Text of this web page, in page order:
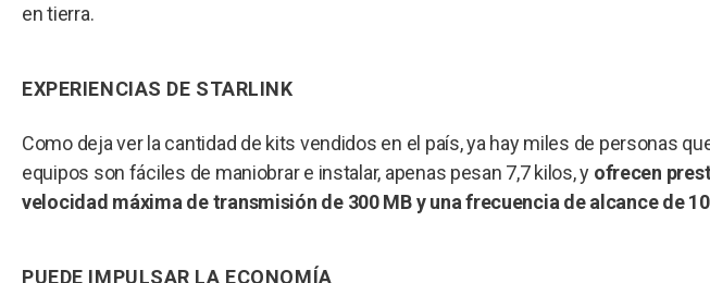
en tierra.
EXPERIENCIAS DE STARLINK
Como deja ver la cantidad de kits vendidos en el país, ya hay miles de personas
equipos son fáciles de maniobrar e instalar, apenas pesan 7,7 kilos, y ofrecen
velocidad máxima de transmisión de 300 MB y una frecuencia de alcance de
PUEDE IMPULSAR LA ECONOMÍA